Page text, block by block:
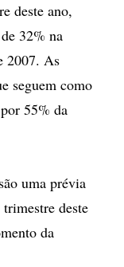
deste ano,
32% na
2007. As
seguem como
55% da
uma prévia
deste
da